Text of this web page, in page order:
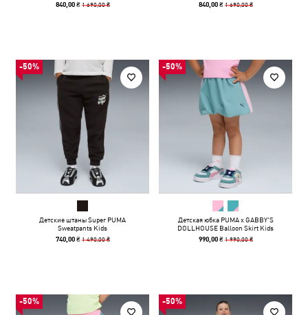
840,00 ₴ 1 690,00 ₴ 840,00 ₴ 1 690,00 ₴
-50%
Детские штаны Super PUMA
Sweatpants Kids
740,00 ₴ 1 490,00 ₴
-50%
Детская юбка PUMA x GABBY'S
DOLLHOUSE Balloon Skirt Kids
990,00 ₴ 1 990,00 ₴
-50% -50%